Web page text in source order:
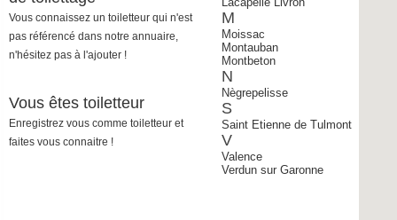
M
Moissac
Montauban
Montbeton
N
Nègrepelisse
S
Saint Etienne de Tulmont
V
Valence
Verdun sur Garonne
Vous connaissez un toiletteur qui n'est
pas référencé dans notre annuaire,
n'hésitez pas à l'ajouter !
Vous êtes toiletteur
Enregistrez vous comme toiletteur et
faites vous connaitre !